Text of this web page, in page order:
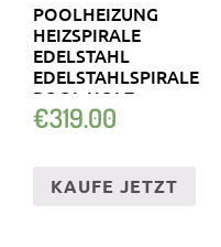
POOLHEIZUNG
HEIZSPIRALE
EDELSTAHL
EDELSTAHLSPIRALE
POOL HOLZ
KÜHLSPIRALE SPIRALE
€319.00
KAUFE JETZT